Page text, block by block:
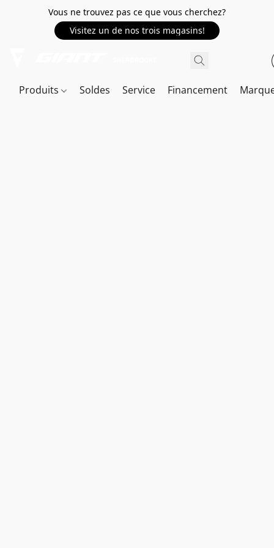
Vous ne trouvez pas ce que vous cherchez?
Visitez un de nos trois magasins!
Produits Soldes Service Financement